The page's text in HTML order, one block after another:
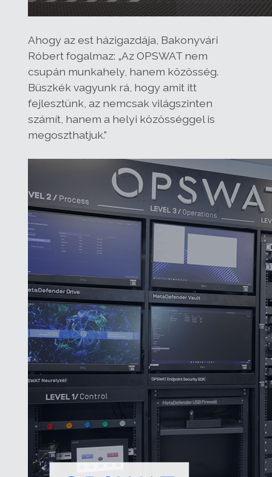
Ahogy az est házigazdája, Bakonyvári
Róbert fogalmaz: „Az OPSWAT nem
csupán munkahely, hanem közösség.
Büszkék vagyunk rá, hogy amit itt
fejlesztünk, az nemcsak világszinten
számít, hanem a helyi közösséggel is
megoszthatjuk."